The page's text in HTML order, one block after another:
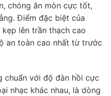
chóng ăn mòn cực tốt,
Điểm đặc biệt của
lên trần thạch cao
an toàn cao nhất từ trước
chuẩn với độ đàn hồi cực
nhạc khác nhau, là dòng